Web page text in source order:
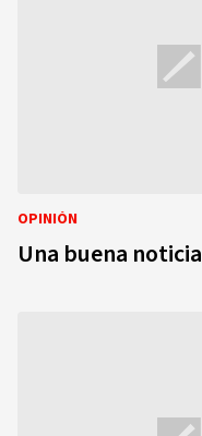
OPINIÓN
Una buena noticia